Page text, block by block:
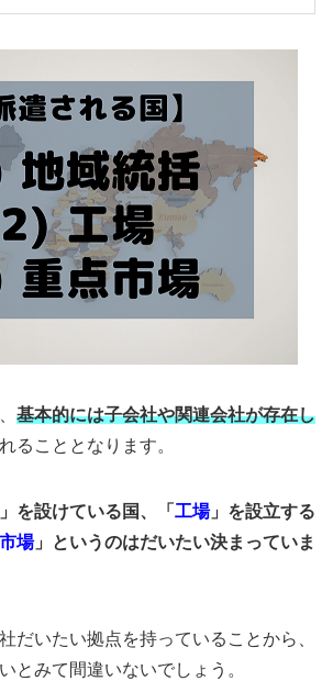
基本的には子会社や関連会社が存在し
ることとなります。
」を設けている国、「 工場」を設立する
場」というのはだいたい決まっていま
だいたい拠点を持っていることから、
とみて間違いないでしょう。